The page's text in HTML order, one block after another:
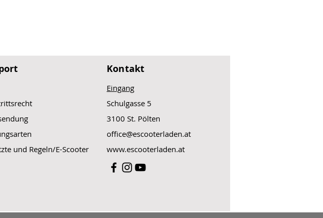
und Regeln/E-Scooter
Kontakt
Eingang
Schulgasse 5
3100 St. Pölten
office@escooterladen.at
www.escooterladen.at